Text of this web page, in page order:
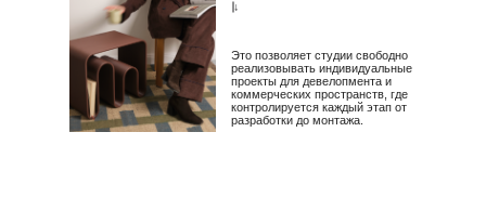
→
Это позволяет студии свободно
реализовывать индивидуальные
проекты для девелопмента и
коммерческих пространств, где
контролируется каждый этап от
разработки до монтажа.